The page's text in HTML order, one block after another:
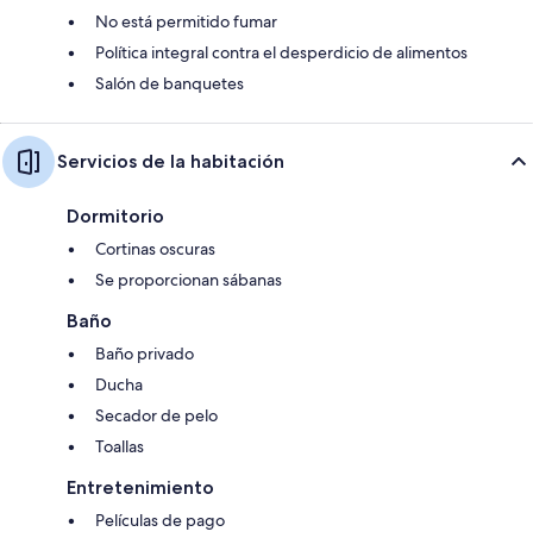
No está permitido fumar
Política integral contra el desperdicio de alimentos
Salón de banquetes
Servicios de la habitación
Dormitorio
Cortinas oscuras
Se proporcionan sábanas
Baño
Baño privado
Ducha
Secador de pelo
Toallas
Entretenimiento
Películas de pago